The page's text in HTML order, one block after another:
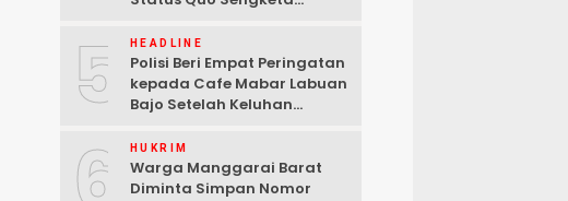
5 HEADLINE
Polisi Beri Empat Peringatan
kepada Cafe Mabar Labuan
Bajo Setelah Keluhan
HUKRIM
Warga Manggarai Barat
Diminta Simpan Nomor